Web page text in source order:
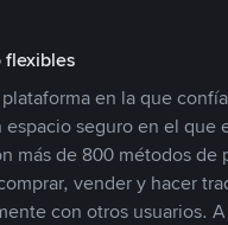
flexibles
plataforma en la que
seguro en el que
más de 800 métodos de
vender y hacer
con otros usuarios.